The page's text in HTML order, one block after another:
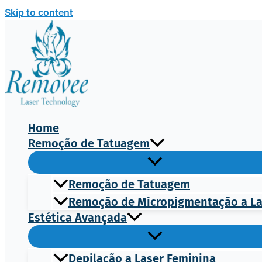
Skip to content
Home
Remoção de Tatuagem
Remoção de Tatuagem
Remoção de Micropigmentação a
Estética Avançada
Depilação a Laser Feminina